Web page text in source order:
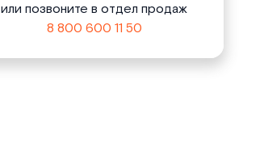
или позвоните в отдел продаж
8 800 600 11 50